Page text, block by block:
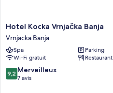
Hotel
Kocka
Vrnjačka
Banja
Vrnjacka
Banja
Hotel Kocka Vrnjačka Banja
Vrnjacka Banja
Spa
Parking
Wi-Fi gratuit
Restaurant
9.2
sur
9,2 Merveilleux
7 avis